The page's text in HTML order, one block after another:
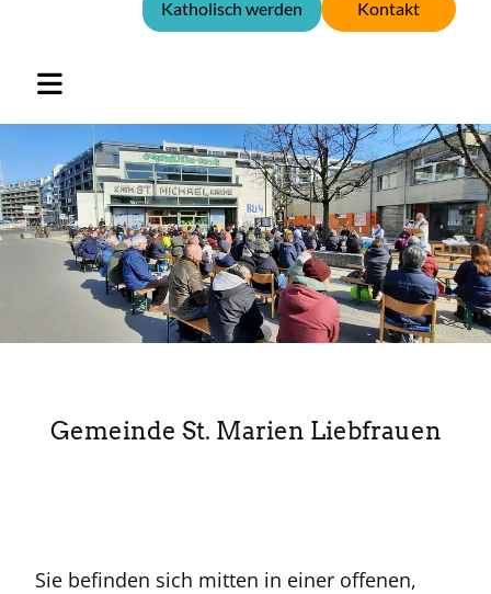
Kontakt
Katholisch werden
Gemeinde St. Marien Liebfrauen
Sie befinden sich mitten in einer offenen,